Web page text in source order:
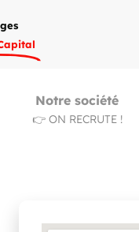
Notre société
👉 ON RECRUTE !